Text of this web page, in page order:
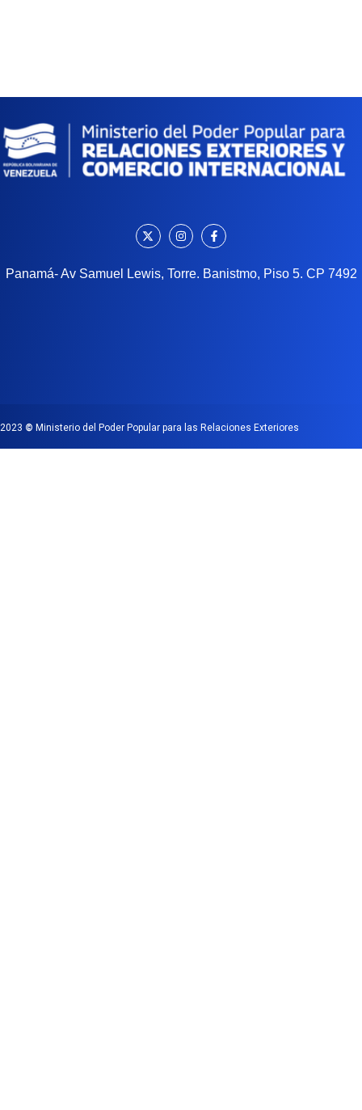
Panamá- Av Samuel Lewis, Torre. Banistmo, Piso 5. CP 7492
2023 © Ministerio del Poder Popular para las Relaciones Exteriores